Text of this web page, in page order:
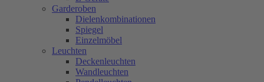
Garderoben
Dielenkombinationen
Spiegel
Einzelmöbel
Leuchten
Deckenleuchten
Wandleuchten